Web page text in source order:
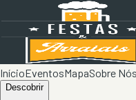
InícioEventosMapaSobre Nós
Descobrir